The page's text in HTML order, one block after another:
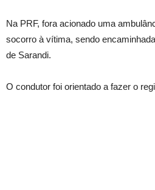
Na PRF, fora acionado uma
socorro à vítima, sendo
de Sarandi.
O condutor foi orientado a fazer o